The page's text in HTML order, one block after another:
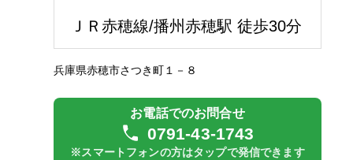
ＪＲ赤穂線/播州赤穂駅 徒歩30分
兵庫県赤穂市さつき町１－８
お電話でのお問合せ
0791-43-1743
※スマートフォンの方はタップで発信できます